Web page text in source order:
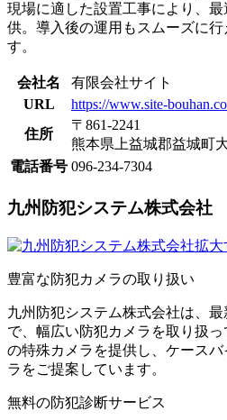
現場に適した設置工事により、
供。導入後の運用もスムーズに
す。
会社名
有限会社サイト
URL
https://www.site-
住所
〒861-2241
熊本県上益城郡益城町
電話番号 096-234-7304
九州防犯システム株式会社
拡大
​豊富な防犯カメラの取り扱い​
九州防犯システム株式会社は、
で、幅広い防犯カメラを取り扱
の特殊カメラを提供し、ケース
ラをご提案しています。
​無料の防犯診断サービス